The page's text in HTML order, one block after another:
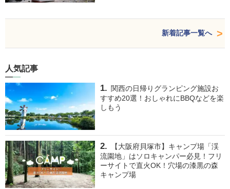
新着記事一覧へ
人気記事
関西の日帰りグランピング施設お
すすめ20選！おしゃれにBBQなどを楽
しもう
【大阪府貝塚市】キャンプ場「渓
流園地」はソロキャンパー必見！フリ
ーサイトで直火OK！穴場の漆黒の森
キャンプ場